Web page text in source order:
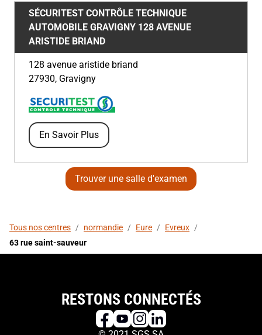
SÉCURITEST CONTRÔLE TECHNIQUE
AUTOMOBILE GRAVIGNY 128 AVENUE
ARISTIDE BRIAND
128 avenue aristide briand
27930, Gravigny
En Savoir Plus
Trouver une salle d'examen
Tous nos centres / normandie / Eure / Evreux /
63 rue saint-sauveur
RESTONS CONNECTÉS